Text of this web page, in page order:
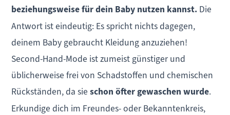
beziehungsweise für dein Baby nutzen kannst. Die
Antwort ist eindeutig: Es spricht nichts dagegen,
deinem Baby gebraucht Kleidung anzuziehen!
Second-Hand-Mode ist zumeist günstiger und
üblicherweise frei von Schadstoffen und chemischen
Rückständen, da sieschon öfter gewaschen wurde.
Erkundige dich im Freundes- oder Bekanntenkreis,